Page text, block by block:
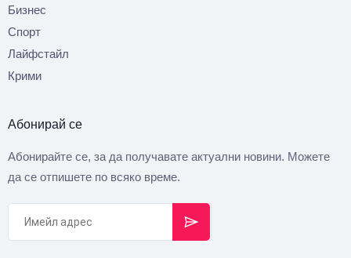
Бизнес
Спорт
Лайфстайл
Крими
Абонирай се
Абонирайте се, за да получавате актуални новини. Можете
да се отпишете по всяко време.